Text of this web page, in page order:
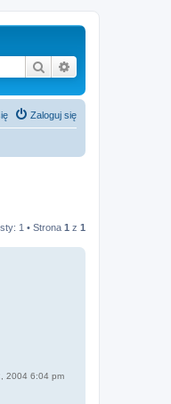
Szukaj
Zaloguj się
1 • Strona 1 z 1
2004 6:04 pm